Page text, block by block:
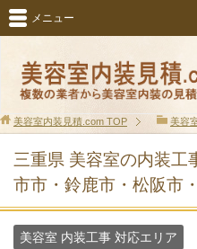
メニュー
美容室内装見積.com TOP 美容
三重県 美容室の内装工
市市・鈴鹿市・松阪市
美容室 内装工事 対応エリア